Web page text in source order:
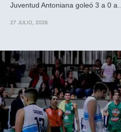
Juventud Antoniana goleó 3 a 0 a…
27 JULIO, 2026